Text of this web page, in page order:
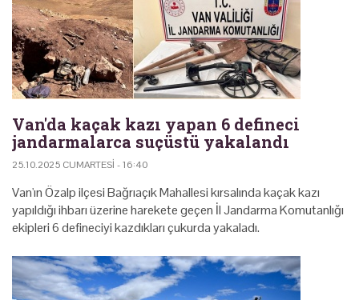
Van'da kaçak kazı yapan 6 defineci
jandarmalarca suçüstü yakalandı
25.10.2025 CUMARTESI - 16:40
Van'ın Özalp ilçesi Bağrıaçık Mahallesi kırsalında kaçak kazı
yapıldığı ihbarı üzerine harekete geçen İl Jandarma Komutanlığı
ekipleri 6 defineciyi kazdıkları çukurda yakaladı.